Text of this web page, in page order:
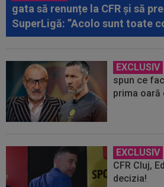
gata să renunțe la CFR și să
SuperLigă: ”Acolo sunt toate
EXCLUSIV
spun ce
prima oară
EXCLUSIV
CFR Cluj,
decizia!